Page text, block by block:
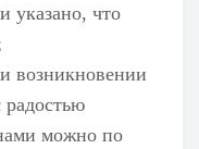
указано, что
возникновении
можно по